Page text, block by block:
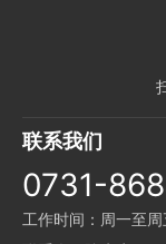
联系我们
0731-
工作时间：周一至